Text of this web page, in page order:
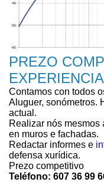
PREZO
EXPERIENCIA
Contamos con todos
Aluguer, sonómetros.
actual.
Realizar nós
en muros e fachadas.
Redactar informes e
defensa xurídica.
Prezo competitivo
Teléfono: 607 36 99